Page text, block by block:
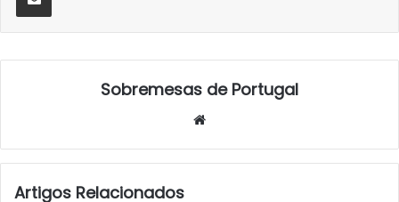
Sobremesas de Portugal
Artigos Relacionados